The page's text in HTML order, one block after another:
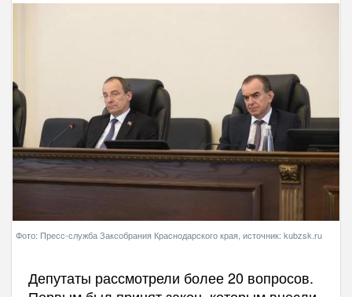
Фото: Пресс-служба Заксобрания Краснодарского края, источник: kubzsk.ru
Депутаты рассмотрели более 20 вопросов.